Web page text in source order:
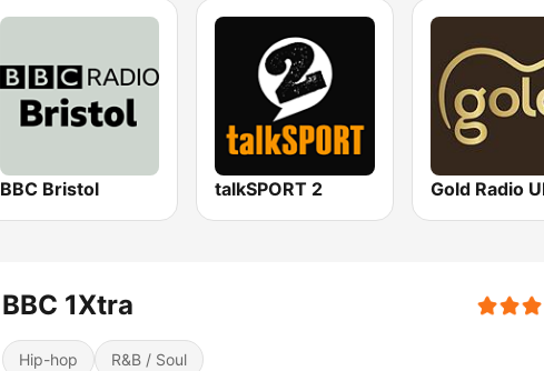
BBC Bristol talkSPORT 2 Gold Radio
BBC 1Xtra
Hip-hop R&B / Soul